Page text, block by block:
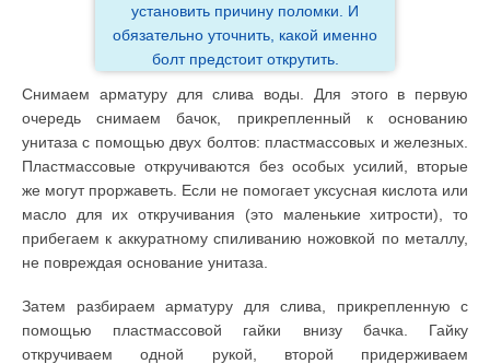
установить причину поломки. И
обязательно уточнить, какой именно
болт предстоит открутить.
Снимаем арматуру для слива воды. Для этого в первую
очередь снимаем бачок, прикрепленный к основанию
унитаза с помощью двух болтов: пластмассовых и железных.
Пластмассовые откручиваются без особых усилий, вторые
же могут проржаветь. Если не помогает уксусная кислота или
масло для их откручивания (это маленькие хитрости), то
прибегаем к аккуратному спиливанию ножовкой по металлу,
не повреждая основание унитаза.
Затем разбираем арматуру для слива, прикрепленную с
помощью пластмассовой гайки внизу бачка. Гайку
откручиваем одной рукой, второй придерживаем